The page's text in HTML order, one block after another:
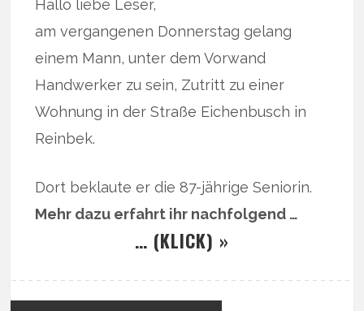
Hallo liebe Leser,
am vergangenen Donnerstag gelang
einem Mann, unter dem Vorwand
Handwerker zu sein, Zutritt zu einer
Wohnung in der Straße Eichenbusch in
Reinbek.
Dort beklaute er die 87-jährige Seniorin.
Mehr dazu erfahrt ihr nachfolgend …
… (KLICK) »